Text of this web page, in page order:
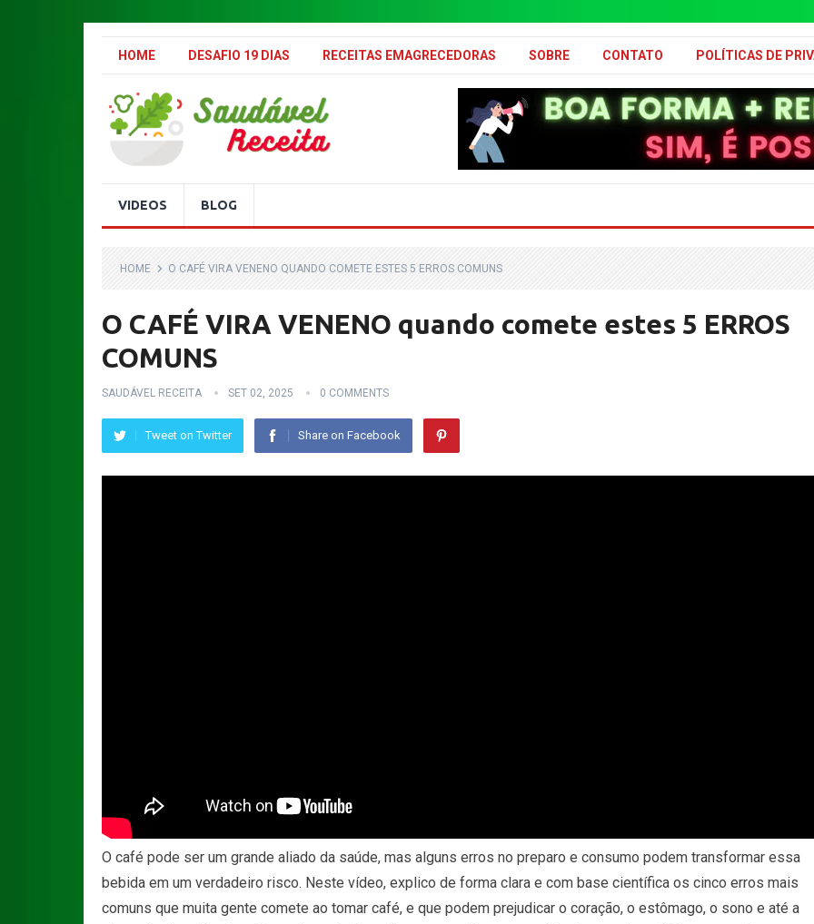
.
HOME DESAFIO 19 DIAS RECEITAS EMAGRECEDORAS SOBRE CONTATO POLÍTICAS DE
VIDEOS BLOG
HOME O CAFÉ VIRA VENENO QUANDO COMETE ESTES 5 ERROS COMUNS
O CAFÉ VIRA VENENO quando comete estes 5 ERROS
COMUNS
SAUDÁVEL RECEITA SET 02, 2025 0 COMMENTS
Tweet on Twitter Share on Facebook
O café pode ser um grande aliado da saúde, mas alguns erros no preparo e consumo podem transformar essa
bebida em um verdadeiro risco. Neste vídeo, explico de forma clara e com base científica os cinco erros mais
comuns que muita gente comete ao tomar café, e que podem prejudicar o coração, o estômago, o sono e até a